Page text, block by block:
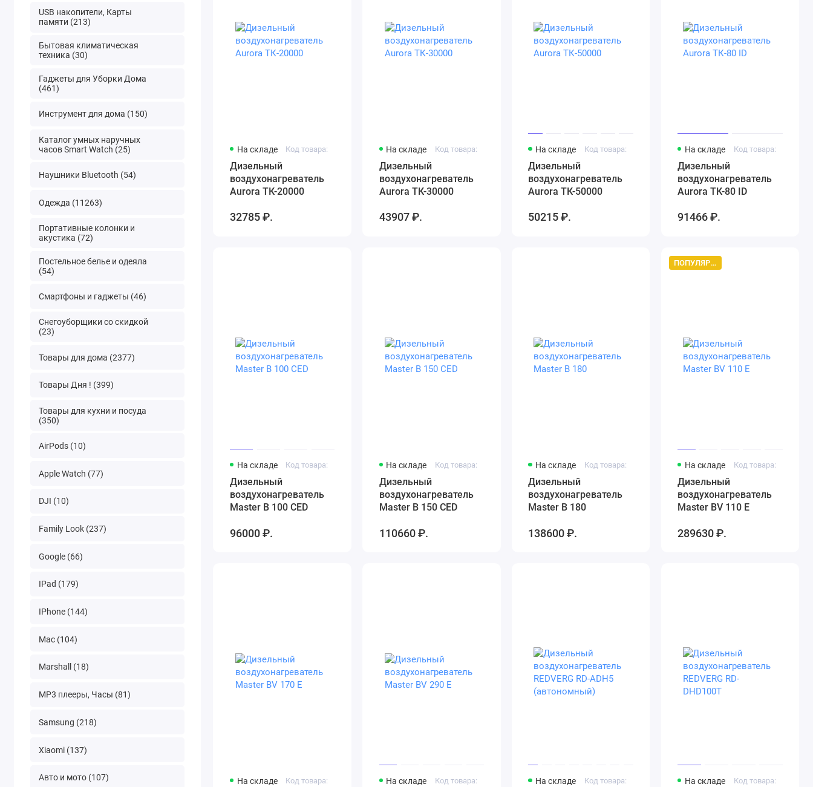
USB накопители, Карты
памяти (213)
Бытовая климатическая
техника (30)
Гаджеты для Уборки Дома
(461)
Инструмент для дома (150)
Каталог умных наручных
часов Smart Watch (25)
Наушники Bluetooth (54)
Одежда (11263)
Портативные колонки и
акустика (72)
Постельное белье и одеяла
(54)
Смартфоны и гаджеты (46)
Снегоуборщики со скидкой
(23)
Товары для дома (2377)
Товары Дня ! (399)
Товары для кухни и посуда
(350)
AirPods (10)
Apple Watch (77)
DJI (10)
Family Look (237)
Google (66)
IPad (179)
IPhone (144)
Mac (104)
Marshall (18)
MP3 плееры, Часы (81)
Samsung (218)
Xiaomi (137)
Авто и мото (107)
На складе Код товара:
Дизельный
воздухонагреватель
Aurora ТК-20000
32785 ₽.
На складе Код товара:
Дизельный
воздухонагреватель
Aurora ТК-30000
43907 ₽.
На складе Код товара:
Дизельный
воздухонагреватель
Aurora ТК-50000
50215 ₽.
На складе Код товара:
Дизельный
воздухонагреватель
Aurora ТК-80 ID
91466 ₽.
На складе Код товара:
Дизельный
воздухонагреватель
Master B 100 CED
96000 ₽.
На складе Код товара:
Дизельный
воздухонагреватель
Master B 150 CED
110660 ₽.
На складе Код товара:
Дизельный
воздухонагреватель
Master B 180
138600 ₽.
ПОПУЛЯРНЫЙ ТОВАР
На складе Код товара:
Дизельный
воздухонагреватель
Master BV 110 E
289630 ₽.
На складе Код товара: На складе Код товара: На складе Код товара: На складе Код товара: